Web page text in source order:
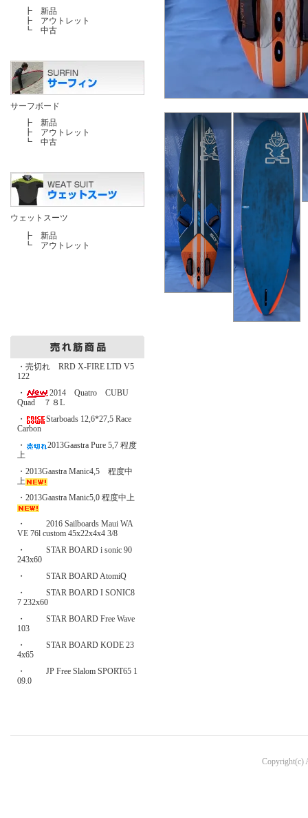
┣ 新品
┣ アウトレット
┗ 中古
サーフボード
┣ 新品
┣ アウトレット
┗ 中古
ウェットスーツ
┣ 新品
┗ アウトレット
・売切れ RRD X-FIRE LTD V5
122
・
2014 Quatro CUBU
Quad ７８L
・
Starboads 12,6*27,5 Race
Carbon
・
2013Gaastra Pure 5,7 程度
上
・2013Gaastra Manic4,5 程度中
上
・2013Gaastra Manic5,0 程度中上
・
2016 Sailboards Maui WA
VE 76l custom 45x22x4x4 3/8
・
STAR BOARD i sonic 90
243x60
・
STAR BOARD AtomiQ
・
STAR BOARD I SONIC8
7 232x60
・
STAR BOARD Free Wave
103
・
STAR BOARD KODE 23
4x65
・
JP Free Slalom SPORT65 1
09.0
Copyright(c)